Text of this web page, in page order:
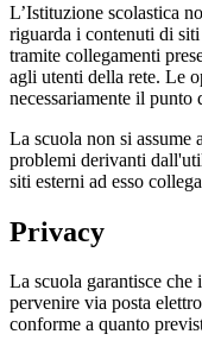
L’Istituzione scolastica
riguarda i contenuti di
tramite collegamenti
agli utenti della rete. Le
necessariamente il punto
La scuola non si assume
problemi derivanti
siti esterni ad esso
Privacy
La scuola garantisce che
pervenire via posta
conforme a quanto